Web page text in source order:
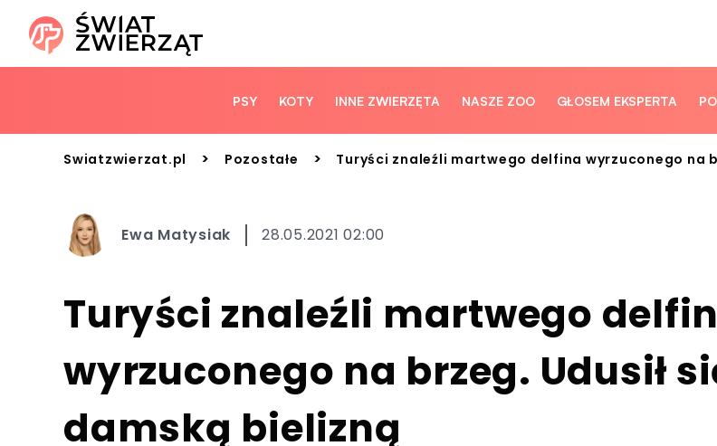
PSY KOTY INNE ZWIERZĘTA NASZE ZOO GŁOSEM EKSPERTA
Swiatzwierzat.pl > Pozostałe > Turyści znaleźli martwego delfina wyrzuconego na
Ewa Matysiak 28.05.2021 02:00
Turyści znaleźli martwego
wyrzuconego na brzeg. Udusił
damską bielizną